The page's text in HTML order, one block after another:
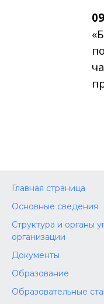
Главная страница
Основные сведения
Структура и органы
организации
Документы
Образование
Образовательные